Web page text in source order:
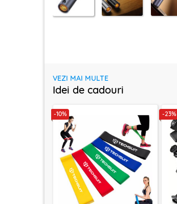
VEZI MAI MULTE
Idei de cadouri
-10% -23%